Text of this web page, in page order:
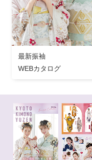
最新振袖
WEBカタログ